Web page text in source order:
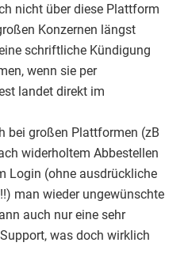
nicht über diese Plattform
Konzernen längst
schriftliche Kündigung
wenn sie per
landet direkt im
bei großen Plattformen (zB
widerholtem Abbestellen
Login (ohne ausdrückliche
man wieder ungewünschte
auch nur eine sehr
was doch wirklich